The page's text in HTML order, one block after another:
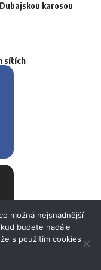
karosou
sítích
možná nejsnadnější
budete nadále
s použitím cookies